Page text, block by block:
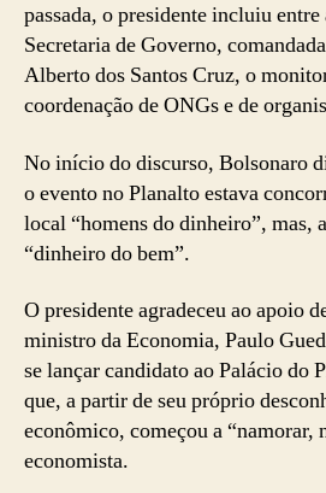
passada, o presidente incluiu
Secretaria de Governo,
Alberto dos Santos Cruz, o
coordenação de ONGs e de
No início do discurso, Bolsonaro
o evento no Planalto estava
local “homens do dinheiro”, mas,
“dinheiro do bem”.
O presidente agradeceu ao apoio
ministro da Economia, Paulo
se lançar candidato ao Palácio do
que, a partir de seu próprio
econômico, começou a “namorar,
economista.